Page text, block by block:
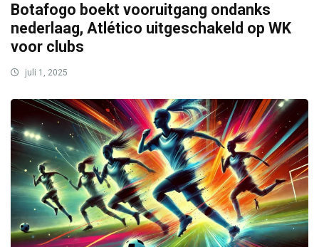
Botafogo boekt vooruitgang ondanks
nederlaag, Atlético uitgeschakeld op WK
voor clubs
juli 1, 2025